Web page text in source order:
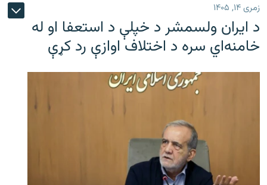
زمری ۱۴, ۱۴۰۵
د ایران ولسمشر د خپلې د استعفا او له
خامنه‌اي سره د اختلاف اوازې رد کړې